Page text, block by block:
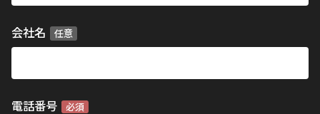
会社名 任意
電話番号 必須